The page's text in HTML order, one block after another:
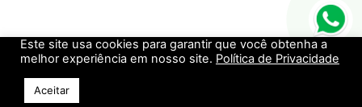
Este site usa cookies para garantir que você obtenha a
melhor experiência em nosso site. Política de Privacidade
Aceitar